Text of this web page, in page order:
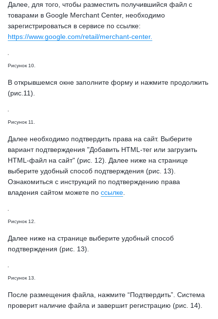
Далее, для того, чтобы разместить получившийся файл с
товарами в Google Merchant Center, необходимо
зарегистрироваться в сервисе по ссылке:
https://www.google.com/retail/merchant-center.
Рисунок 10.
В открывшемся окне заполните форму и нажмите продолжить
(рис.11).
Рисунок 11.
Далее необходимо подтвердить права на сайт. Выберите
вариант подтверждения "Добавить HTML-тег или загрузить
HTML-файл на сайт" (рис. 12). Далее ниже на странице
выберите удобный способ подтверждения (рис. 13).
Ознакомиться с инструкций по подтверждению права
владения сайтом можете по ссылке
Рисунок 12.
Далее ниже на странице выберите удобный способ
подтверждения (рис. 13).
Рисунок 13.
После размещения файла, нажмите “Подтвердить”. Система
проверит наличие файла и завершит регистрацию (рис. 14).